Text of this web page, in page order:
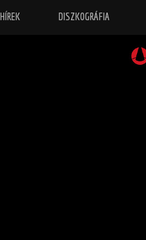
HÍREK DISZKOGRÁFIA